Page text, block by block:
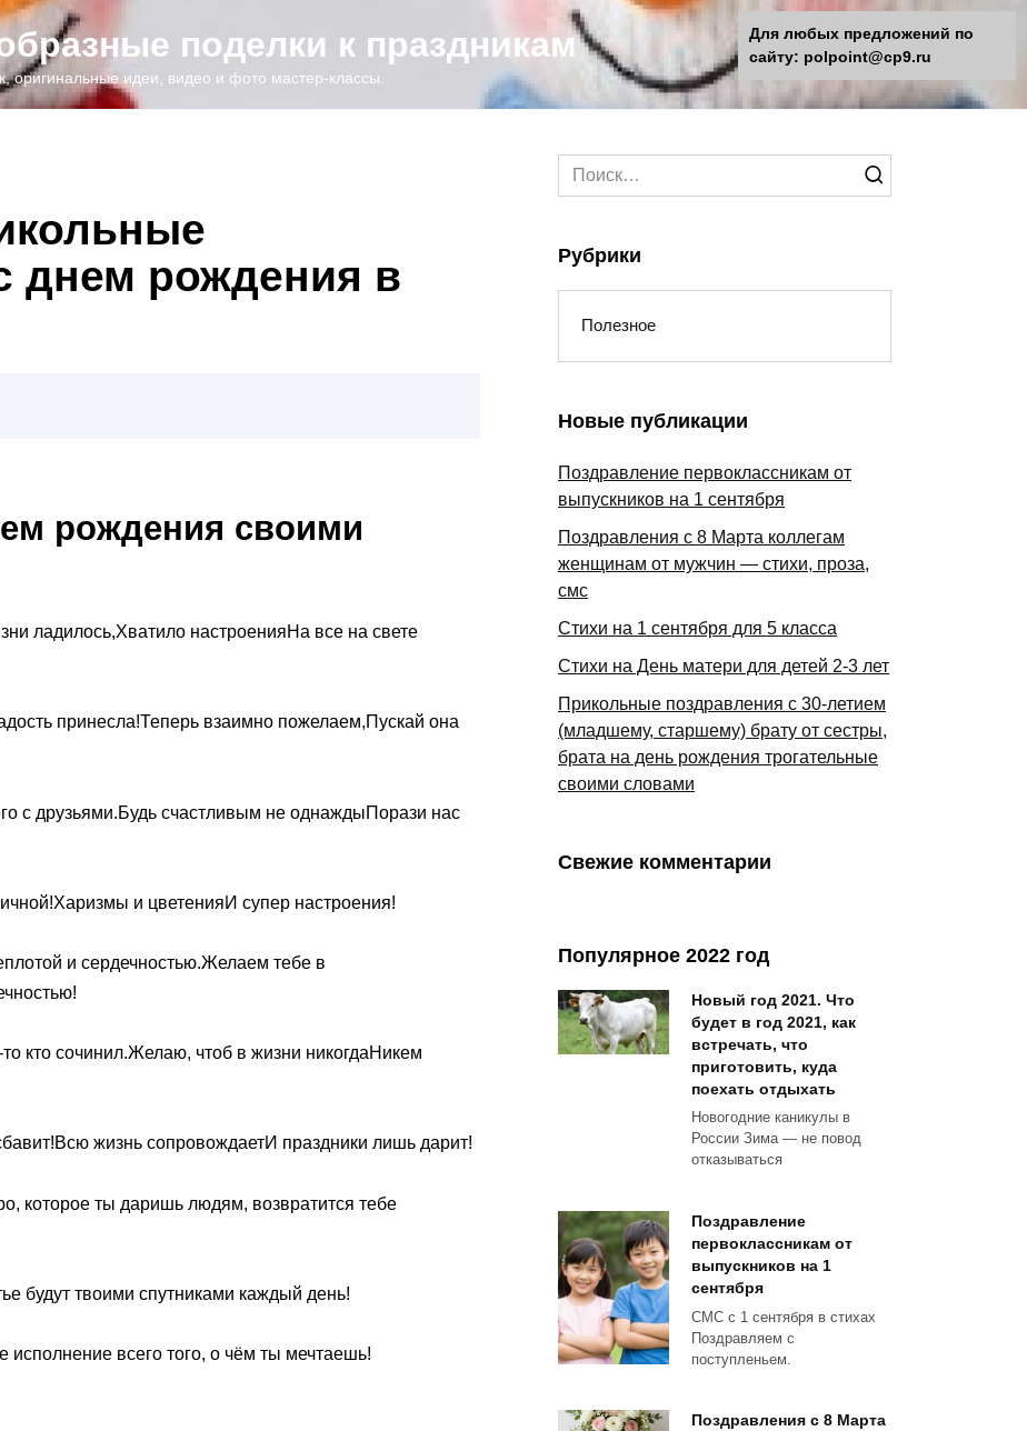
поделки к праздникам
оригинальные идеи, видео и фото мастер-классы.
днем рождения в
рождения своими
ладилось,Хватило настроенияНа все на свете
принесла!Теперь взаимно пожелаем,Пускай она
с друзьями.Будь счастливым не однаждыПорази нас
и цветенияИ супер настроения!
и сердечностью.Желаем тебе в
кто сочинил.Желаю, чтоб в жизни никогдаНикем
жизнь сопровождаетИ праздники лишь дарит!
которое ты даришь людям, возвратится тебе
будут твоими спутниками каждый день!
исполнение всего того, о чём ты мечтаешь!
Search
for:
Рубрики
Полезное
Новые публикации
Поздравление первоклассникам от
выпускников на 1 сентября
Поздравления с 8 Марта коллегам
женщинам от мужчин — стихи, проза,
смс
Стихи на 1 сентября для 5 класса
Стихи на День матери для детей 2-3 лет
Прикольные поздравления с 30-летием
(младшему, старшему) брату от сестры,
брата на день рождения трогательные
своими словами
Свежие комментарии
Популярное 2022 год
Новый год 2021. Что
будет в год 2021, как
встречать, что
приготовить, куда
поехать отдыхать
Новогодние каникулы в
России Зима — не повод
отказываться
Поздравление
первоклассникам от
выпускников на 1
сентября
СМС с 1 сентября в стихах
Поздравляем с
поступленьем.
Поздравления с 8 Марта
Для любых предложений по
сайту: polpoint@cp9.ru